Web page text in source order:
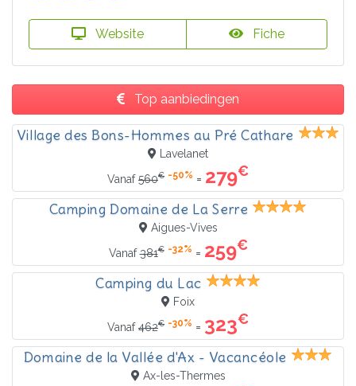
Website Fiche
Top aanbiedingen
Village des Bons-Hommes au Pré Cathare
Lavelanet
Vanaf560€ -50% = 279€
Camping Domaine de La Serre
Aigues-Vives
Vanaf381€ -32% = 259€
Camping du Lac
Foix
Vanaf462€ -30% = 323€
Domaine de la Vallée d'Ax - Vacancéole
Ax-les-Thermes